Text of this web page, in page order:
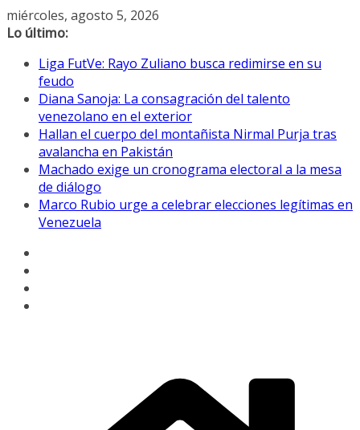
Saltar
al
miércoles, agosto 5, 2026
Lo último:
Liga FutVe: Rayo Zuliano busca redimirse en su
feudo
Diana Sanoja: La consagración del talento
venezolano en el exterior
Hallan el cuerpo del montañista Nirmal Purja tras
avalancha en Pakistán
Machado exige un cronograma electoral a la mesa
de diálogo
Marco Rubio urge a celebrar elecciones legítimas en
Venezuela